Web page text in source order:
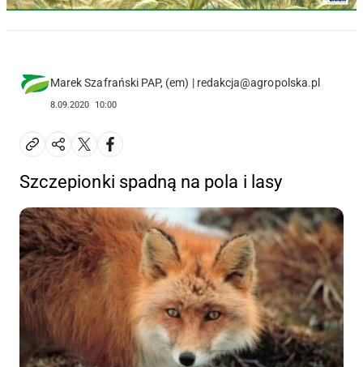
Marek Szafrański PAP, (em) | redakcja@agropolska.pl
8.09.2020 10:00
Szczepionki spadną na pola i lasy